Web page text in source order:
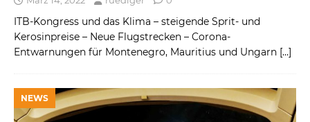
ITB-Kongress und das Klima – steigende Sprit- und
Kerosinpreise – Neue Flugstrecken – Corona-
Entwarnungen für Montenegro, Mauritius und Ungarn […]
NEWS